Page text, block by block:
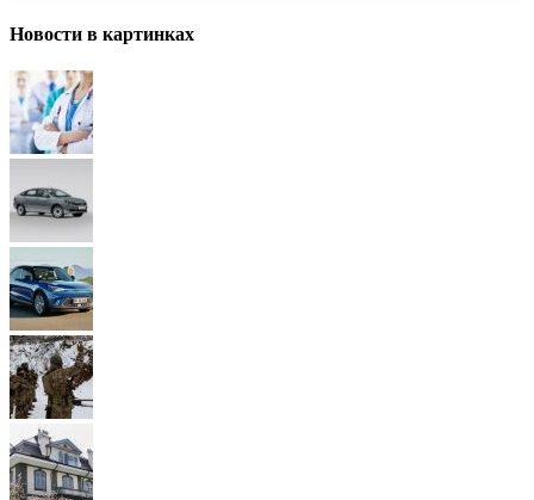
Новости в картинках